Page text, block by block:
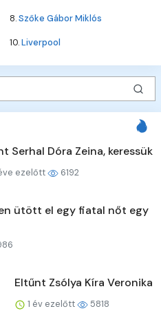
8.Szőke Gábor Miklós
10.Liverpool
Serhal Dóra Zeina, keressük
ezelőtt 6192
ütött el egy fiatal nőt egy
Eltűnt Zsólya Kíra Veronika
1 év ezelőtt 5818